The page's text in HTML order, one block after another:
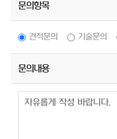
문의항목
견적문의 기술문의
문의내용